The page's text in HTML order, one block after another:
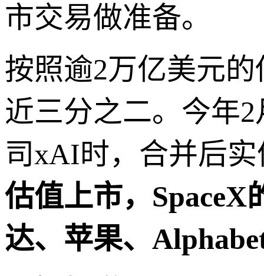
市交易做准备。
按照逾2万亿美元
近三分之二。今年
司xAI时，合并后
估值上市，SpaceX
达、苹果、